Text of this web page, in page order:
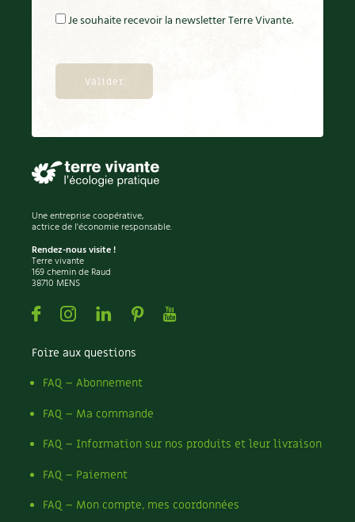
Je souhaite recevoir la newsletter Terre Vivante.
Une entreprise coopérative,
actrice de l'économie responsable.
Rendez-nous visite !
Terre vivante
169 chemin de Raud
38710 MENS
FacebookInstagramLinkedin
PinterestYoutube
Foire aux questions
FAQ – Abonnement
FAQ – Ma commande
FAQ – Information sur nos produits et leur livraison
FAQ – Paiement
FAQ – Mon compte, mes coordonnées